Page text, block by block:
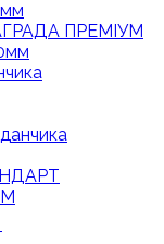
ПРЕМІУМ